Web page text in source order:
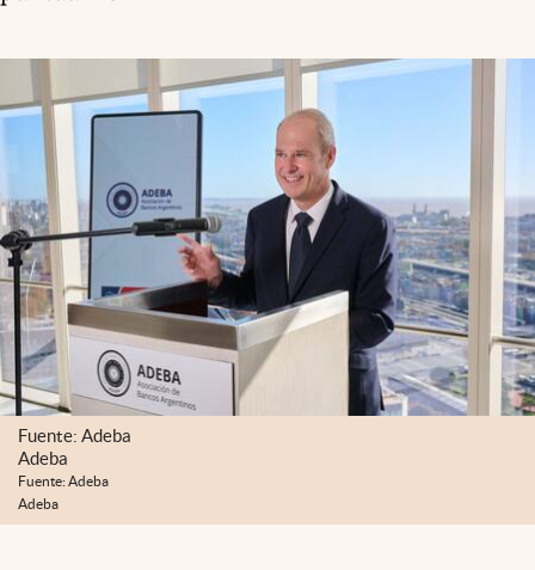
Fuente: Adeba
Adeba
Fuente: Adeba
Adeba